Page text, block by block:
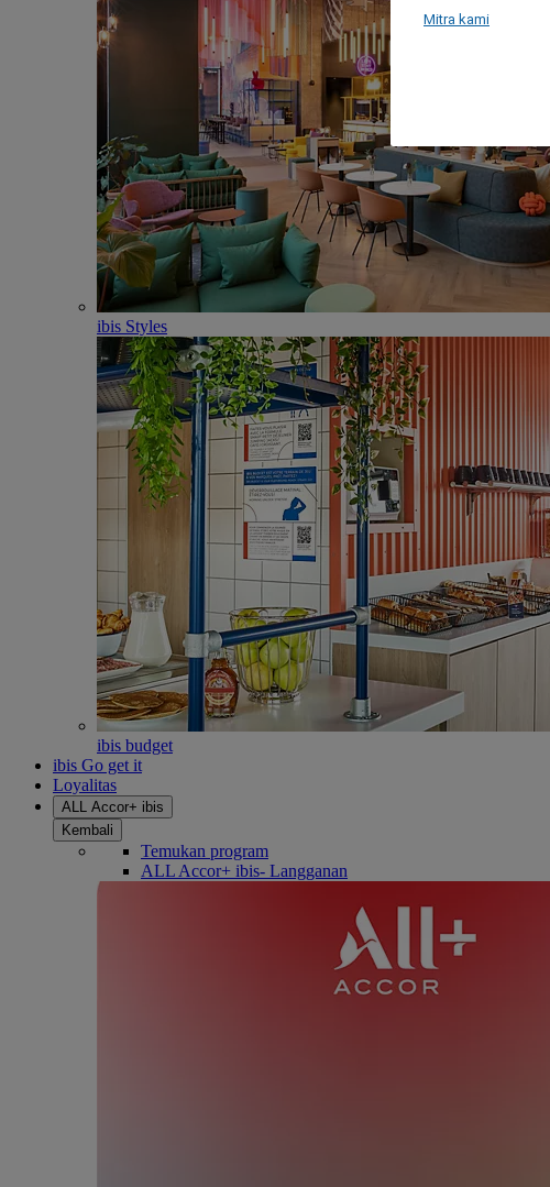
ibis Styles
ibis budget
ibis Go get it
Loyalitas
ALL Accor+ ibis
Kembali
Temukan program
ALL Accor+ ibis- Langganan
Mitra kami